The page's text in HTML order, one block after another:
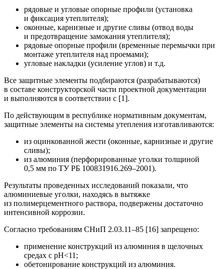
рядовые и угловые опорные профили (установка
и фиксация утеплителя);
оконные, карнизные и другие сливы (отвод воды
и предотвращение замокания утеплителя);
рядовые опорные профили (временные перемычки при
монтаже утеплителя над проемами);
угловые накладки (усиление углов) и т.д.
Все защитные элементы подбираются (разрабатываются)
в составе конструкторской части проектной документации
и выполняются в соответствии с [1].
По действующим в республике нормативным документам,
защитные элементы на системы утепления изготавливаются:
из оцинкованной жести (оконные, карнизные и другие
сливы);
из алюминия (перфорированные уголки толщиной
0,5 мм по ТУ РБ 100831916.269–2001).
Результаты проведенных исследований показали, что
алюминиевые уголки, находясь в вытяжке
из полимерцементного раствора, подвержены достаточно
интенсивной коррозии.
Согласно требованиям СНиП 2.03.11–85 [16] запрещено:
применение конструкций из алюминия в щелочных
средах с рН<11;
обетонирование конструкций из алюминия.